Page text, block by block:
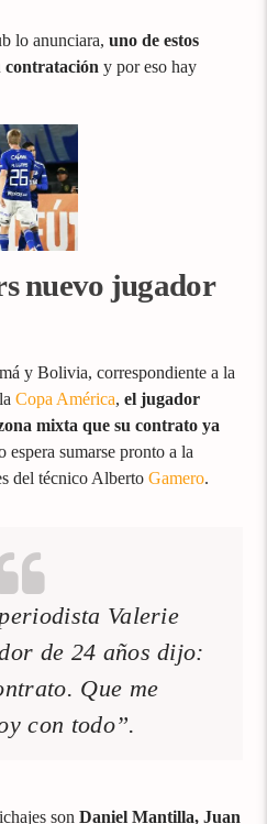
lo anunciara,uno de estos
contratación y por eso hay
nuevo jugador
y Bolivia, correspondiente a la
laCopa América, el jugador
mixta que su contrato ya
espera sumarse pronto a la
del técnico AlbertoGamero.
Valerie
de 24 años dijo:
Que me
con todo”.
sonDaniel Mantilla, Juan